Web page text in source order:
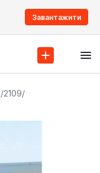
Завантажити
/2109/